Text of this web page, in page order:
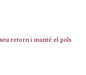
retorn i manté el pols